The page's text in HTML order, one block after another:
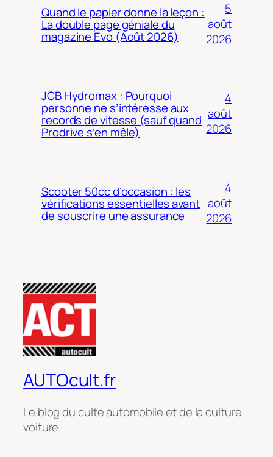
Quand le papier donne la leçon :
La double page géniale du
magazine Evo (Août 2026)
5
août
2026
JCB Hydromax : Pourquoi
personne ne s’intéresse aux
records de vitesse (sauf quand
Prodrive s’en mêle)
4
août
2026
Scooter 50cc d’occasion : les
vérifications essentielles avant
de souscrire une assurance
4
août
2026
AUTOcult.fr
Le blog du culte automobile et de la culture
voiture